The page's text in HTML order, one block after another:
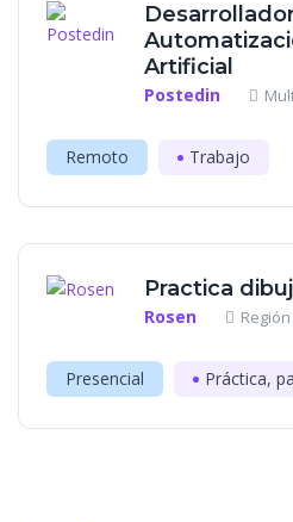
Artificial
Postedin
Remoto Trabajo
Practica
Rosen
Presencial Práctica,